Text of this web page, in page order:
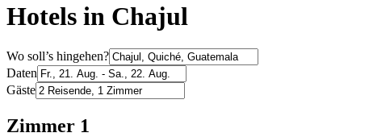
Hotels in Chajul
Wo soll’s hingehen?
Daten
Gäste
Zimmer 1